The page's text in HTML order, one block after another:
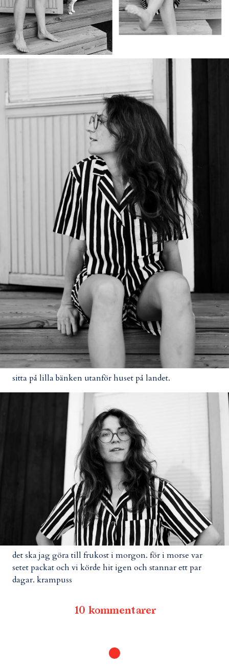
sitta på lilla bänken utanför huset på landet.
det ska jag göra till frukost i morgon. för i morse var
setet packat och vi körde hit igen och stannar ett par
dagar. krampuss
10 kommentarer